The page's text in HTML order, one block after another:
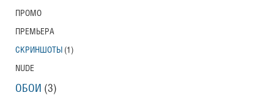
ПРОМО
ПРЕМЬЕРА
СКРИНШОТЫ (1)
NUDE
ОБОИ (3)